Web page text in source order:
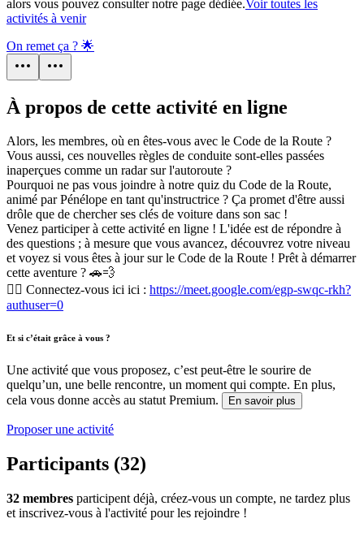
alors vous pouvez consulter notre page dédiée.Voir toutes les
activités à venir
On remet ça ? 🌟
À propos de cette activité en ligne
Alors, les membres, où en êtes-vous avec le Code de la Route ?
Vous aussi, ces nouvelles règles de conduite sont-elles passées
inaperçues comme un radar sur l'autoroute ?
Pourquoi ne pas vous joindre à notre quiz du Code de la Route,
animé par Pénélope en tant qu'instructrice ? Ça promet d'être aussi
drôle que de chercher ses clés de voiture dans son sac !
Venez participer à cette activité en ligne ! L'idée est de répondre à
des questions ; à mesure que vous avancez, découvrez votre niveau
et voyez si vous êtes à jour sur le Code de la Route ! Prêt à démarrer
cette aventure ? 🚗💨
👉🏻 Connectez-vous ici ici : https://meet.google.com/egp-swqc-rkh?
authuser=0
Et si c’était grâce à vous ?
Une activité que vous proposez, c’est peut-être le sourire de
quelqu’un, une belle rencontre, un moment qui compte. En plus,
cela vous donne accès au statut Premium.
En savoir plus
Proposer une activité
Participants (32)
32 membres participent déjà, créez-vous un compte, ne tardez plus
et inscrivez-vous à l'activité pour les rejoindre !